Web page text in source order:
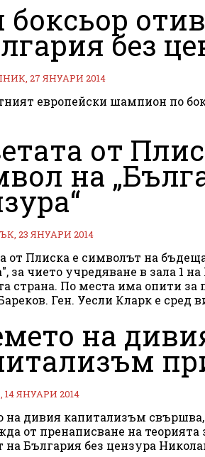
боксьор
без
27 ЯНУАРИ 2014
европейски шампион по
от
на
23 ЯНУАРИ 2014
от Плиска е символът на
за чието учредяване в зала 1
страна. По места има опити
Ген. Уесли Кларк е сред
на
ЯНУАРИ 2014
на дивия капитализъм
от пренаписване на теорията
на България без цензура